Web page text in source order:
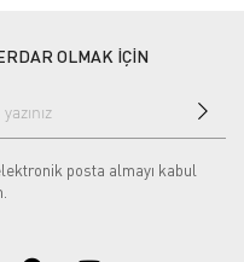
OLMAK İÇİN
posta almayı kabul